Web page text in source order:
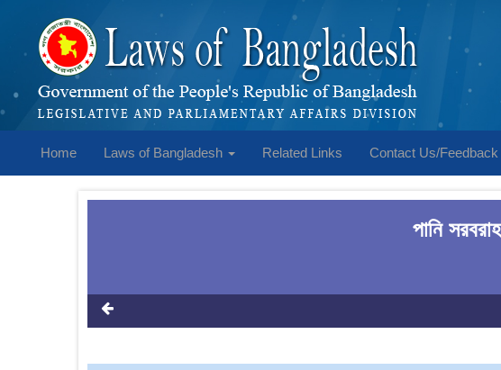
Home Laws of Bangladesh Related Links Contact Us/Feedback
পানি